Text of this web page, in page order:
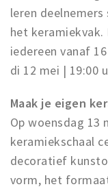
leren
het
iedereen vanaf
di 12 mei | 19:00
Maak je eigen
Op woensdag 13
keramiekschaal
decoratief
vorm, het